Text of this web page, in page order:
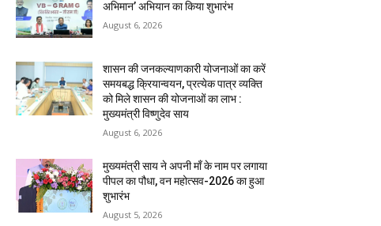
अभिमान’ अभियान का किया शुभारंभ
August 6, 2026
शासन की जनकल्याणकारी योजनाओं का करें
समयबद्ध क्रियान्वयन, प्रत्येक पात्र व्यक्ति
को मिले शासन की योजनाओं का लाभ :
मुख्यमंत्री विष्णुदेव साय
August 6, 2026
मुख्यमंत्री साय ने अपनी माँ के नाम पर लगाया
पीपल का पौधा, वन महोत्सव-2026 का हुआ
शुभारंभ
August 5, 2026